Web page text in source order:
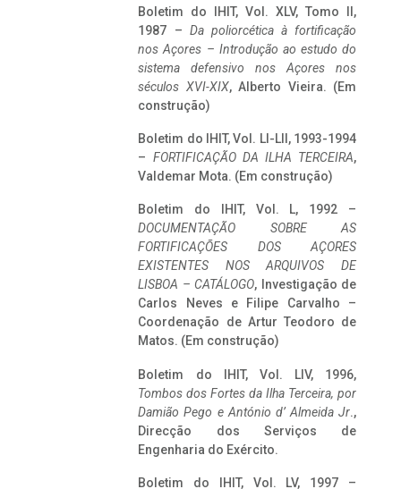
Boletim do IHIT, Vol. XLV, Tomo II,
1987 – Da poliorcética à fortificação
nos Açores – Introdução ao estudo do
sistema defensivo nos Açores nos
séculos XVI-XIX, Alberto Vieira. (Em
construção)
Boletim do IHIT, Vol. LI-LII, 1993-1994
– FORTIFICAÇÃO DA ILHA TERCEIRA,
Valdemar Mota. (Em construção)
Boletim do IHIT, Vol. L, 1992 –
DOCUMENTAÇÃO SOBRE AS
FORTIFICAÇÕES DOS AÇORES
EXISTENTES NOS ARQUIVOS DE
LISBOA – CATÁLOGO, Investigação de
Carlos Neves e Filipe Carvalho –
Coordenação de Artur Teodoro de
Matos. (Em construção)
Boletim do IHIT, Vol. LIV, 1996,
Tombos dos Fortes da Ilha Terceira, por
Damião Pego e António d’ Almeida Jr.,
Direcção dos Serviços de
Engenharia do Exército.
Boletim do IHIT, Vol. LV, 1997 –